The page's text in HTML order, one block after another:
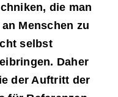
die man
Menschen zu
selbst
Daher
der Auftritt der